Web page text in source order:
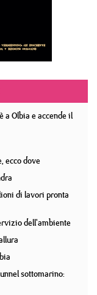
a Olbia e accende il
ecco dove
di lavori pronta
dell'ambiente
sottomarino: